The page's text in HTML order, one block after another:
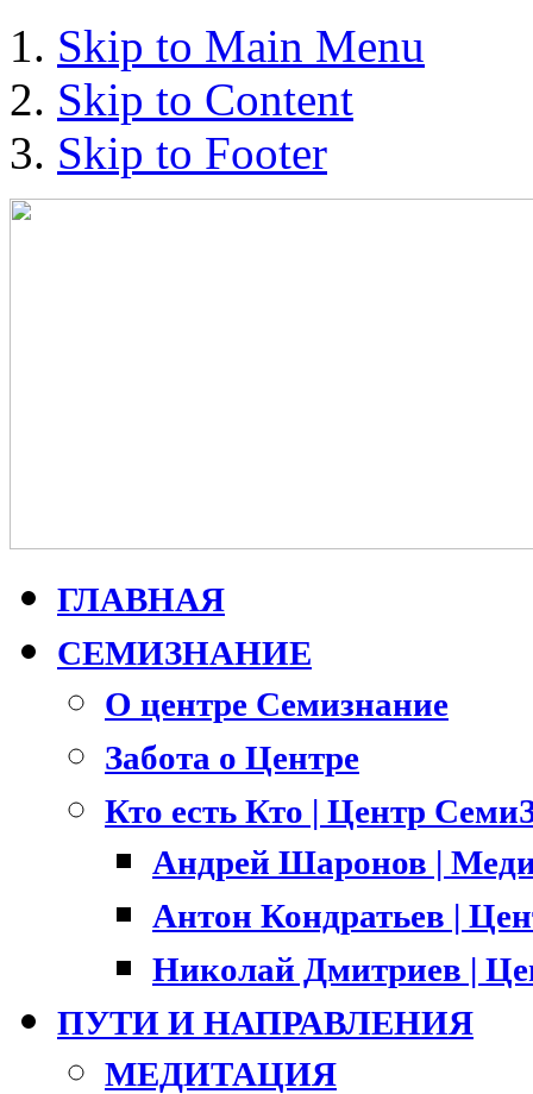
Skip to Main Menu
Skip to Content
Skip to Footer
ГЛАВНАЯ
СЕМИЗНАНИЕ
О центре Семизнание
Забота о Центре
Кто есть Кто | Центр
Андрей Шаронов |
Антон Кондратьев |
Николай Дмитриев |
ПУТИ И НАПРАВЛЕНИЯ
МЕДИТАЦИЯ